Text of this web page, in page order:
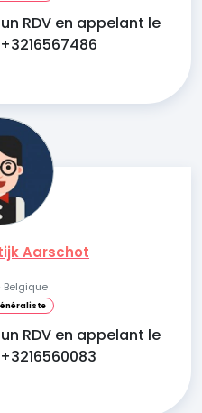
RDV en appelant le
Aarschot
Belgique
RDV en appelant le